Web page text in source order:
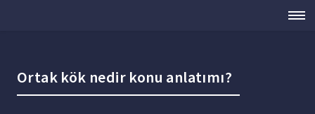
Ortak kök nedir konu anlatımı?